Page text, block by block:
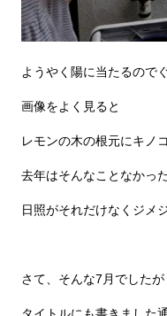
ようやく陽に当たるので
画像をよく見ると
レモンの木の根元にキノ
去年はそんなことなかっ
日照がそれだけなくジメ
さて、そんな7月でしたが
タイトルにも書きました